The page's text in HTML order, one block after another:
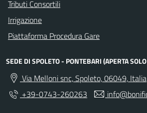
Tributi Consortili
Irrigazione
Piattaforma Procedura Gare
SEDE DI SPOLETO - PONTEBARI (APERTA
Via Melloni snc, Spoleto, 06049, Italia
+39-0743-260263